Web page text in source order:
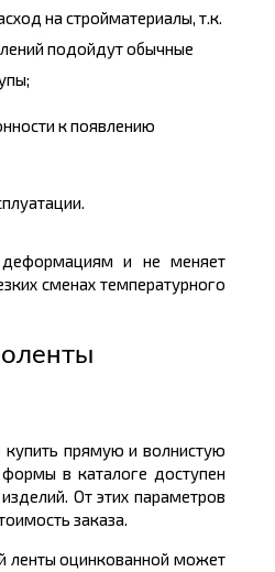
на стройматериалы, т.к.
подойдут обычные
к появлению
и не меняет
сменах температурного
прямую и волнистую
в каталоге доступен
От этих параметров
заказа.
ленты оцинкованной может